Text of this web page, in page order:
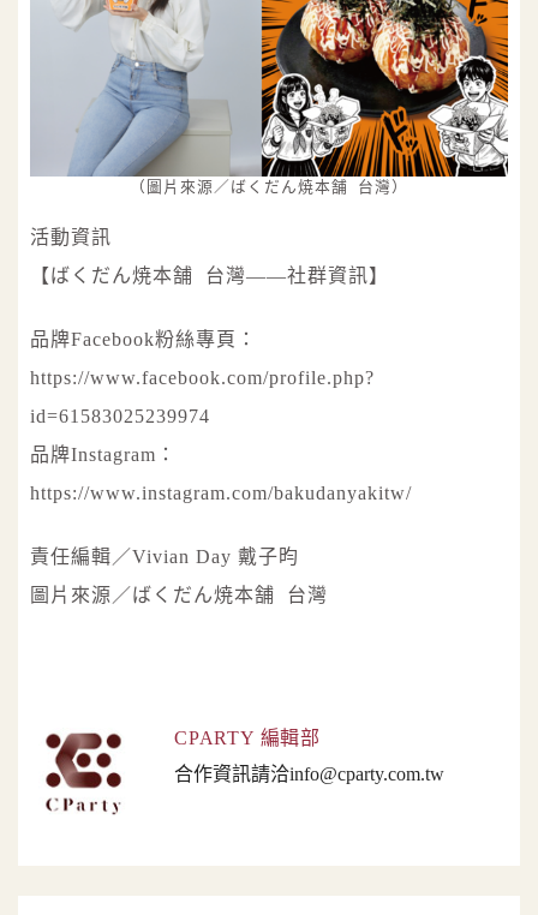
（圖片來源／ばくだん焼本舗 台灣）
活動資訊
【ばくだん焼本舗 台灣——社群資訊】
品牌Facebook粉絲專頁：
https://www.facebook.com/profile.php?
id=61583025239974
品牌Instagram：
https://www.instagram.com/bakudanyakitw/
責任編輯／Vivian Day 戴子昀
圖片來源／ばくだん焼本舗 台灣
CPARTY 編輯部
合作資訊請洽info@cparty.com.tw